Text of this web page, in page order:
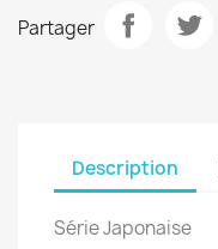
Partager
Description
Série Japonaise